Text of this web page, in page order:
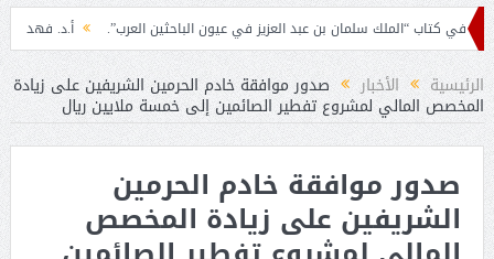
“الملك سلمان بن عبد العزيز في عيون الباحثين العرب”. أ.د. فهد المغلوث ) ..
الرئيسية الأخبار صدور موافقة خادم الحرمين الشريفين على زيادة
المخصص المالي لمشروع تفطير الصائمين إلى خمسة ملايين ريال
صدور موافقة خادم الحرمين
الشريفين على زيادة المخصص